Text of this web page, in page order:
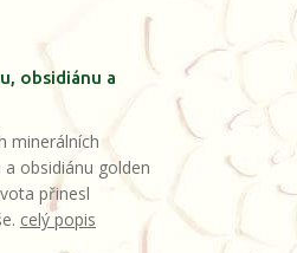
obsidiánu a
minerálních
obsidiánu golden
přinesl
celý popis